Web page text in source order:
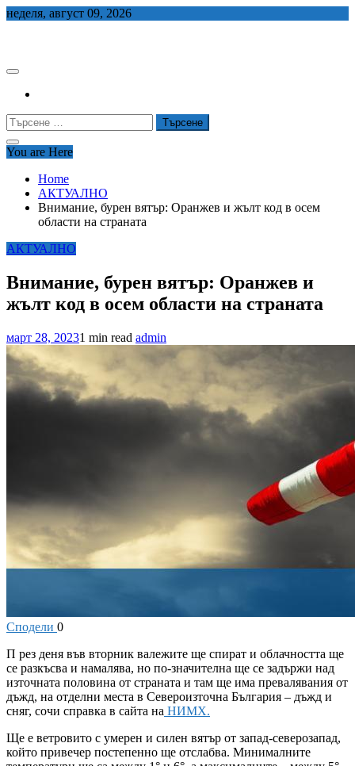
Skip
неделя, август 09, 2026
Търсене
за:
You are Here
Home
АКТУАЛНО
Внимание, бурен вятър: Оранжев и жълт код в осем
области на страната
АКТУАЛНО
Внимание, бурен вятър: Оранжев и
жълт код в осем области на страната
март 28, 20231 min read admin
Сподели 0
П рез деня във вторник валежите ще спират и облачността ще
се разкъсва и намалява, но по-значителна ще се задържи над
източната половина от страната и там ще има превалявания от
дъжд, на отделни места в Североизточна България – дъжд и
сняг, сочи справка в сайта на НИМХ.
Ще е ветровито с умерен и силен вятър от запад-северозапад,
който привечер постепенно ще отслабва. Минималните